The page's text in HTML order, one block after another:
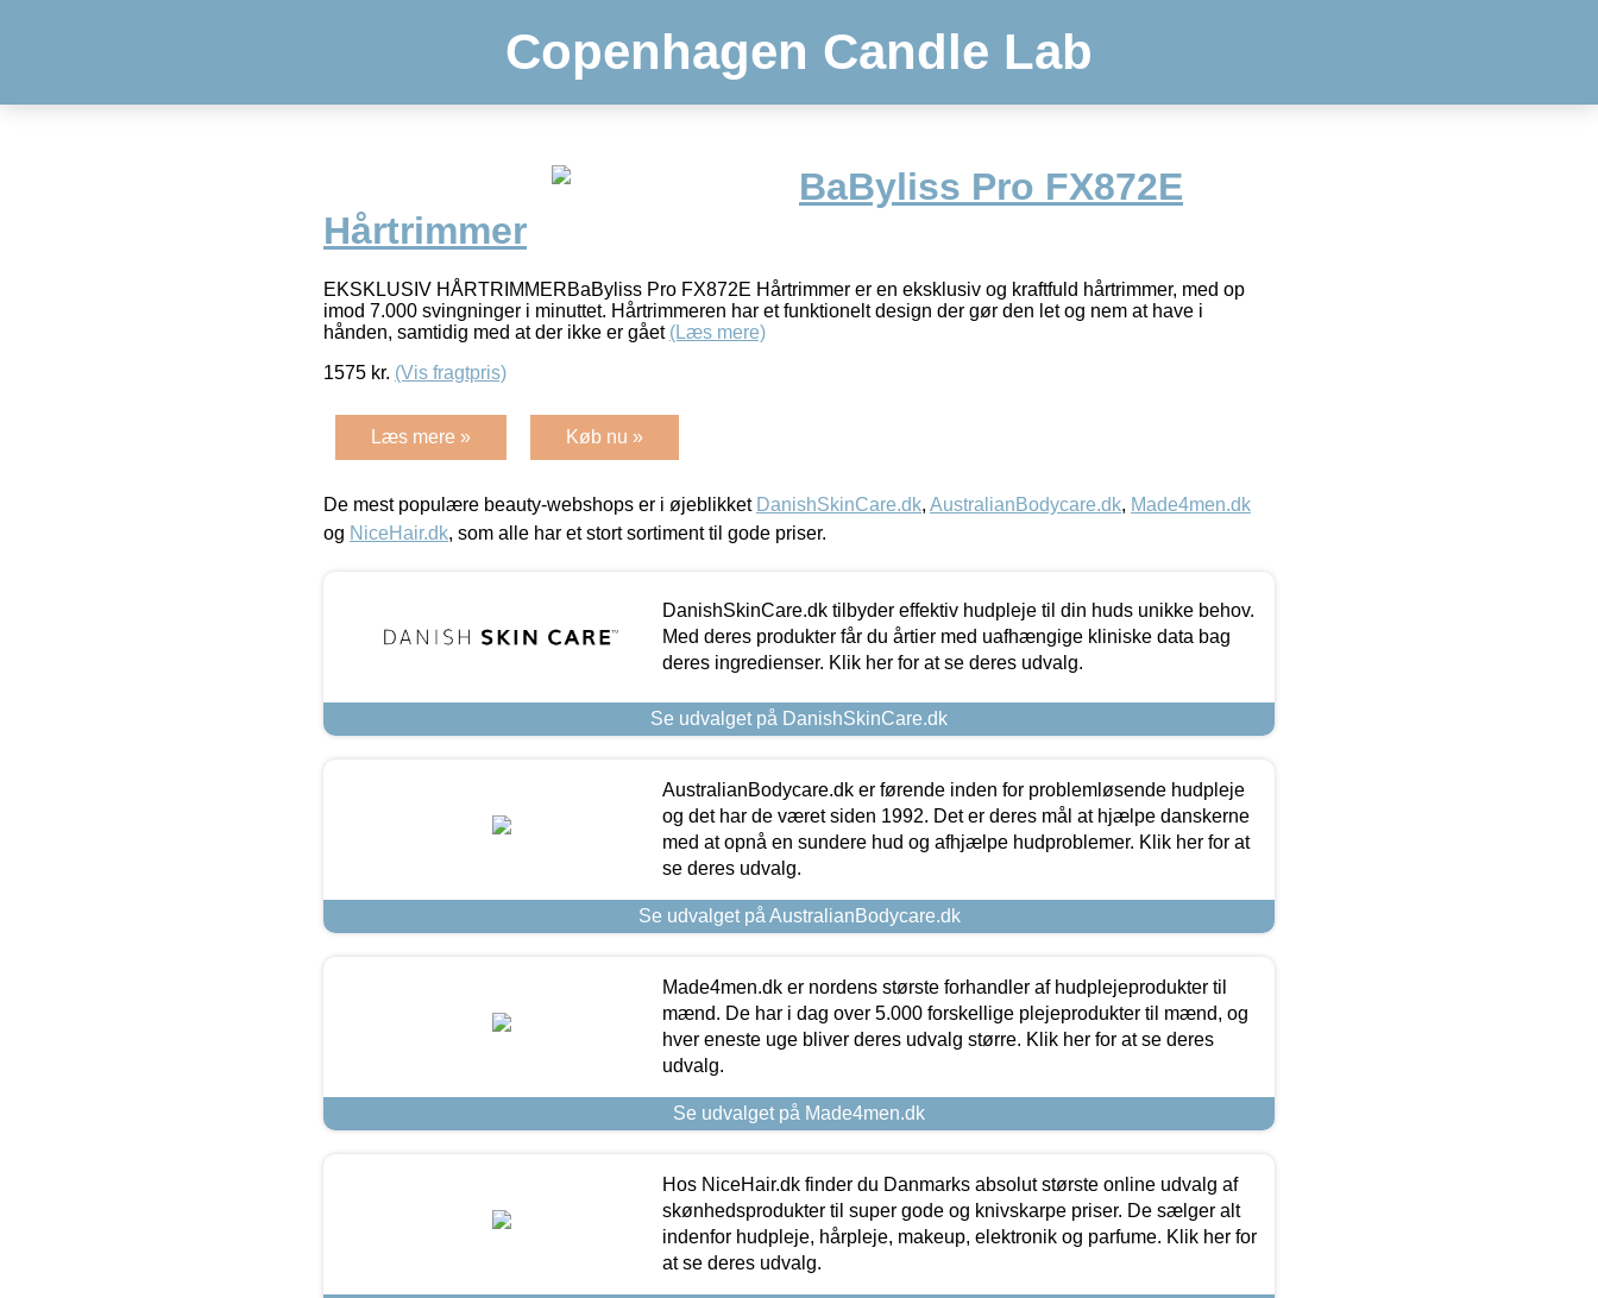
Copenhagen Candle Lab
BaByliss Pro FX872E
Hårtrimmer
EKSKLUSIV HÅRTRIMMERBaByliss Pro FX872E Hårtrimmer er en eksklusiv og kraftfuld hårtrimmer, med op
imod 7.000 svingninger i minuttet. Hårtrimmeren har et funktionelt design der gør den let og nem at have i
hånden, samtidig med at der ikke er gået (Læs mere)
1575 kr. (Vis fragtpris)
Læs mere » Køb nu »
De mest populære beauty-webshops er i øjeblikket DanishSkinCare.dk, AustralianBodycare.dk, Made4men.dk
og NiceHair.dk, som alle har et stort sortiment til gode priser.
DanishSkinCare.dk tilbyder effektiv hudpleje til din huds unikke behov.
Med deres produkter får du årtier med uafhængige kliniske data bag
deres ingredienser. Klik her for at se deres udvalg.
Se udvalget på DanishSkinCare.dk
AustralianBodycare.dk er førende inden for problemløsende hudpleje
og det har de været siden 1992. Det er deres mål at hjælpe danskerne
med at opnå en sundere hud og afhjælpe hudproblemer. Klik her for at
se deres udvalg.
Se udvalget på AustralianBodycare.dk
Made4men.dk er nordens største forhandler af hudplejeprodukter til
mænd. De har i dag over 5.000 forskellige plejeprodukter til mænd, og
hver eneste uge bliver deres udvalg større. Klik her for at se deres
udvalg.
Se udvalget på Made4men.dk
Hos NiceHair.dk finder du Danmarks absolut største online udvalg af
skønhedsprodukter til super gode og knivskarpe priser. De sælger alt
indenfor hudpleje, hårpleje, makeup, elektronik og parfume. Klik her for
at se deres udvalg.